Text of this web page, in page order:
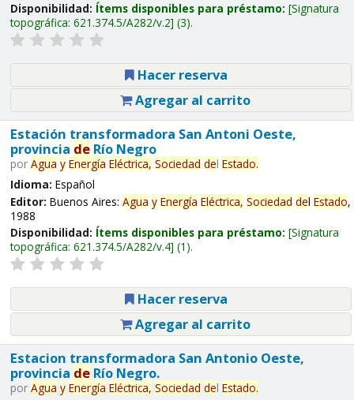
Disponibilidad: Ítems disponibles para préstamo: Signatura
topográfica: 621.374.5/A282/v.2 (3).
Hacer reserva
Agregar al carrito
Estación transformadora San Antoni Oeste,
provincia deRío Negro
por Agua y Energía Eléctrica, Sociedad del Estado.
Idioma: Español
Editor: Buenos Aires: Agua y Energía Eléctrica, Sociedad del Estado,
1988
Disponibilidad: Ítems disponibles para préstamo: Signatura
topográfica: 621.374.5/A282/v.4 (1).
Hacer reserva
Agregar al carrito
Estacion transformadora San Antonio Oeste,
provincia deRío Negro.
por Agua y Energía Eléctrica, Sociedad del Estado.